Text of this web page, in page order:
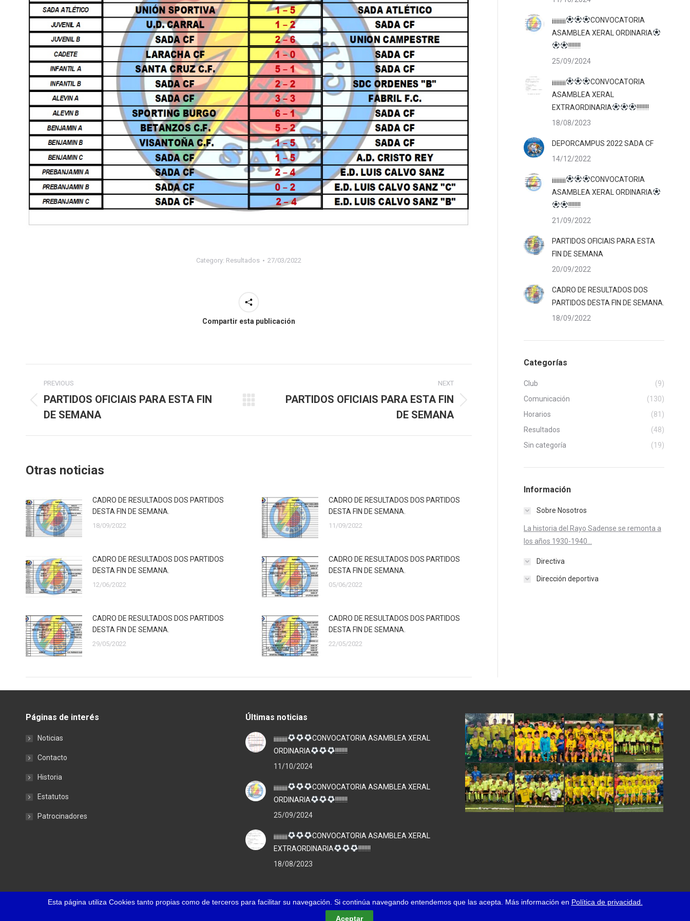
Category: Resultados 27/03/2022
Compartir esta publicación
navigation
PREVIOUS
Previous
post:
PARTIDOS OFICIAIS PARA ESTA FIN
DE SEMANA
NEXT
PARTIDOS OFICIAIS PARA ESTA FIN
DE SEMANA
Otras noticias
CADRO DE RESULTADOS DOS PARTIDOS
DESTA FIN DE SEMANA.
18/09/2022
CADRO DE RESULTADOS DOS PARTIDOS
DESTA FIN DE SEMANA.
11/09/2022
CADRO DE RESULTADOS DOS PARTIDOS
DESTA FIN DE SEMANA.
12/06/2022
CADRO DE RESULTADOS DOS PARTIDOS
DESTA FIN DE SEMANA.
05/06/2022
CADRO DE RESULTADOS DOS PARTIDOS
DESTA FIN DE SEMANA.
29/05/2022
CADRO DE RESULTADOS DOS PARTIDOS
DESTA FIN DE SEMANA.
22/05/2022
¡¡¡¡¡¡¡¡¡
CONVOCATORIA
ASAMBLEA XERAL ORDINARIA
!!!!!!!!
25/09/2024
¡¡¡¡¡¡¡¡¡
CONVOCATORIA
ASAMBLEA XERAL
EXTRAORDINARIA
!!!!!!!!
18/08/2023
DEPORCAMPUS 2022 SADA CF
14/12/2022
¡¡¡¡¡¡¡¡¡
CONVOCATORIA
ASAMBLEA XERAL ORDINARIA
!!!!!!!!
21/09/2022
PARTIDOS OFICIAIS PARA ESTA
FIN DE SEMANA
20/09/2022
CADRO DE RESULTADOS DOS
PARTIDOS DESTA FIN DE SEMANA.
18/09/2022
Categorías
Club
(9)
Comunicación
(130)
Horarios
(81)
Resultados
(48)
Sin categoría
(19)
Información
Sobre Nosotros
La historia del Rayo Sadense se remonta a
los años 1930-1940...
Directiva
Dirección deportiva
Páginas de interés
Noticias
Contacto
Historia
Estatutos
Patrocinadores
Últimas noticias
¡¡¡¡¡¡¡¡¡
CONVOCATORIA ASAMBLEA XERAL
ORDINARIA
!!!!!!!!
11/10/2024
¡¡¡¡¡¡¡¡¡
CONVOCATORIA ASAMBLEA XERAL
ORDINARIA
!!!!!!!!
25/09/2024
¡¡¡¡¡¡¡¡¡
CONVOCATORIA ASAMBLEA XERAL
EXTRAORDINARIA
!!!!!!!!
18/08/2023
Esta página utiliza Cookies tanto propias como de terceros para facilitar su navegación. Si continúa navegando entendemos que las acepta. Más información en Política de privacidad.
Aceptar